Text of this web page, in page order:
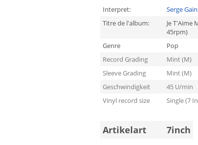
Interpret:
Serge
Titre de l'album:
Je T'Aime
45rpm)
Genre
Pop
Record Grading
Mint (M)
Sleeve Grading
Mint (M)
Geschwindigkeit
45 U/min
Vinyl record size
Single (7
Artikelart 7inch